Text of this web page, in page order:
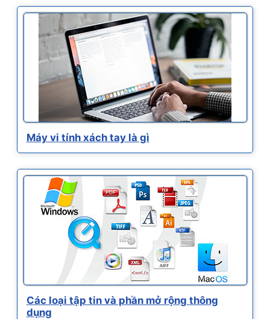
Máy vi tính xách tay là gì
Các loại tập tin và phần mở rộng thông
dụng